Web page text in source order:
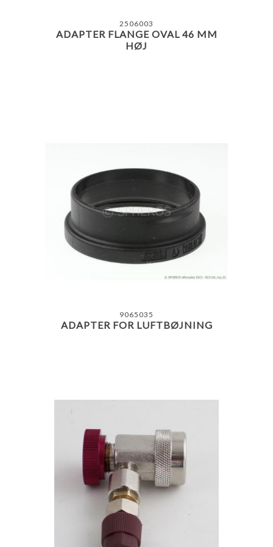
2506003
ADAPTER FLANGE OVAL 46 MM
HØJ
9065035
ADAPTER FOR LUFTBØJNING